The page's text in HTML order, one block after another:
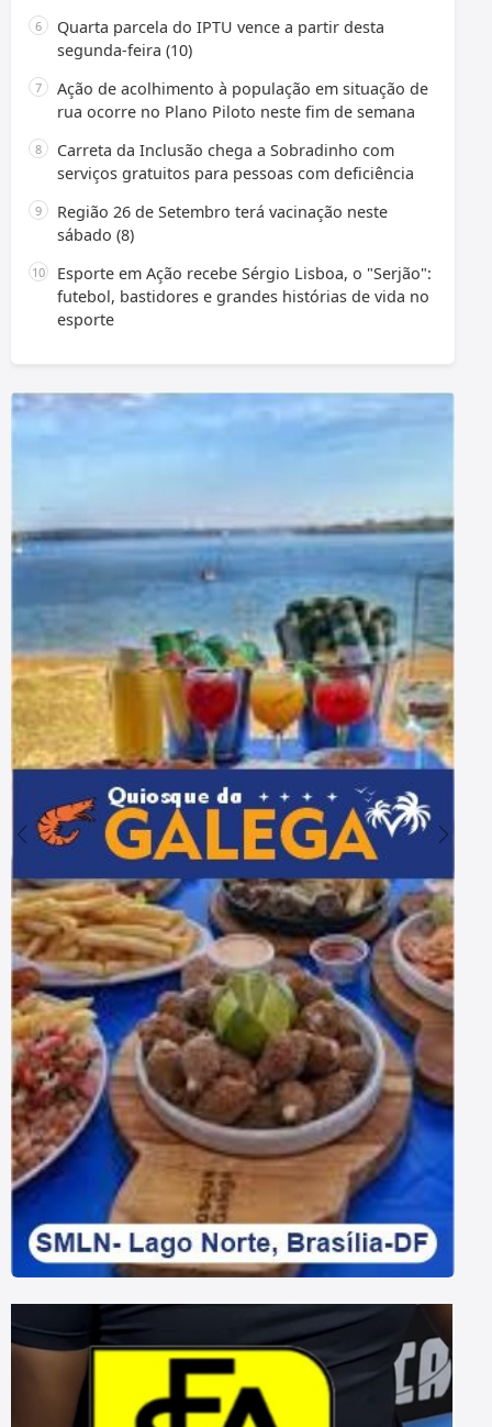
Quarta parcela do IPTU vence a partir desta
segunda-feira (10)
Ação de acolhimento à população em situação de
rua ocorre no Plano Piloto neste fim de semana
Carreta da Inclusão chega a Sobradinho com
serviços gratuitos para pessoas com deficiência
Região 26 de Setembro terá vacinação neste
sábado (8)
Esporte em Ação recebe Sérgio Lisboa, o "Serjão":
futebol, bastidores e grandes histórias de vida no
esporte